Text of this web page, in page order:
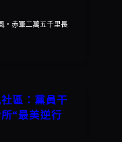
。赤軍二萬五千里長
區：黨員干
“最美逆行